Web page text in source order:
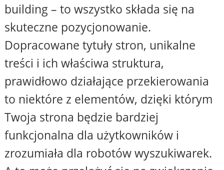
building – to wszystko składa się na
skuteczne pozycjonowanie.
Dopracowane tytuły stron, unikalne
treści i ich właściwa struktura,
prawidłowo działające przekierowania
to niektóre z elementów, dzięki którym
Twoja strona będzie bardziej
funkcjonalna dla użytkowników i
zrozumiała dla robotów wyszukiwarek.